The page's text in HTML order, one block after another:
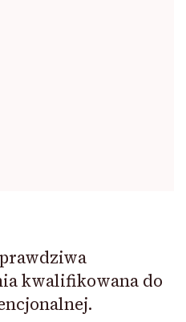
kwalifikowana do